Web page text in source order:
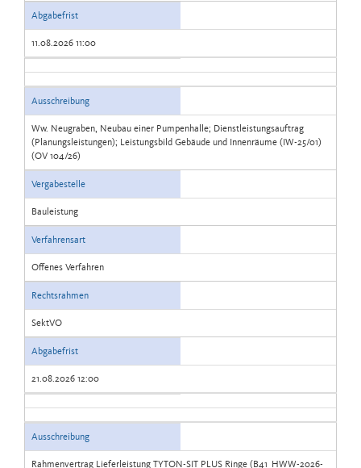
Abgabefrist
11.08.2026 11:00
Ausschreibung
Ww. Neugraben, Neubau einer Pumpenhalle; Dienstleistungsauftrag
(Planungsleistungen); Leistungsbild Gebäude und Innenräume (IW-25/01)
(OV 104/26)
Vergabestelle
Bauleistung
Verfahrensart
Offenes Verfahren
Rechtsrahmen
SektVO
Abgabefrist
21.08.2026 12:00
Ausschreibung
Rahmenvertrag Lieferleistung TYTON-SIT PLUS Ringe (B41_HWW-2026-